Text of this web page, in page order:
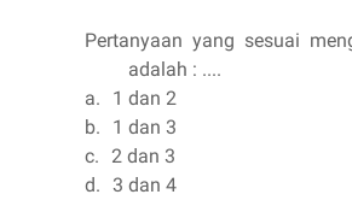
Pertanyaan yang sesuai
adalah : ....
a.
1 dan 2
b.
1 dan 3
c. 2 dan 3
d. 3 dan 4